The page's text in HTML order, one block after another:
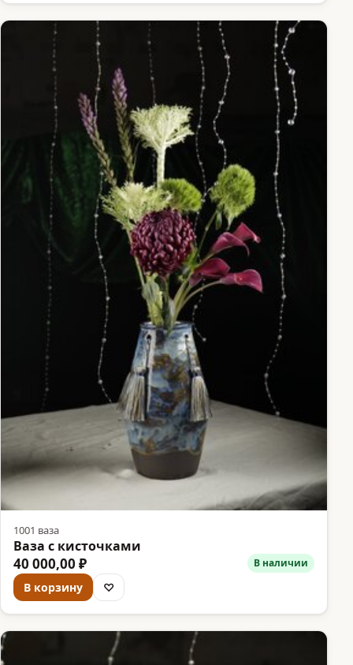
1001 ваза
Ваза с кисточками
40 000,00 ₽ В наличии
В корзину ♡